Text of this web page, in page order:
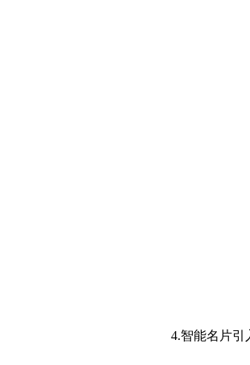
4.智能名片引